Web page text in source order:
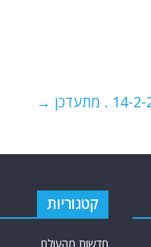
→
קטגוריות
חדשות מהעולם